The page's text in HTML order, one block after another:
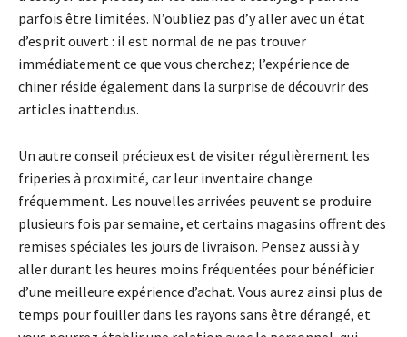
parfois être limitées. N’oubliez pas d’y aller avec un état
d’esprit ouvert : il est normal de ne pas trouver
immédiatement ce que vous cherchez; l’expérience de
chiner réside également dans la surprise de découvrir des
articles inattendus.
Un autre conseil précieux est de visiter régulièrement les
friperies à proximité, car leur inventaire change
fréquemment. Les nouvelles arrivées peuvent se produire
plusieurs fois par semaine, et certains magasins offrent des
remises spéciales les jours de livraison. Pensez aussi à y
aller durant les heures moins fréquentées pour bénéficier
d’une meilleure expérience d’achat. Vous aurez ainsi plus de
temps pour fouiller dans les rayons sans être dérangé, et